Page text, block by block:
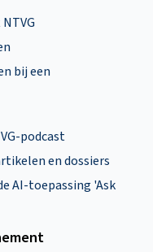
bij een
podcast
en dossiers
AI-toepassing 'Ask